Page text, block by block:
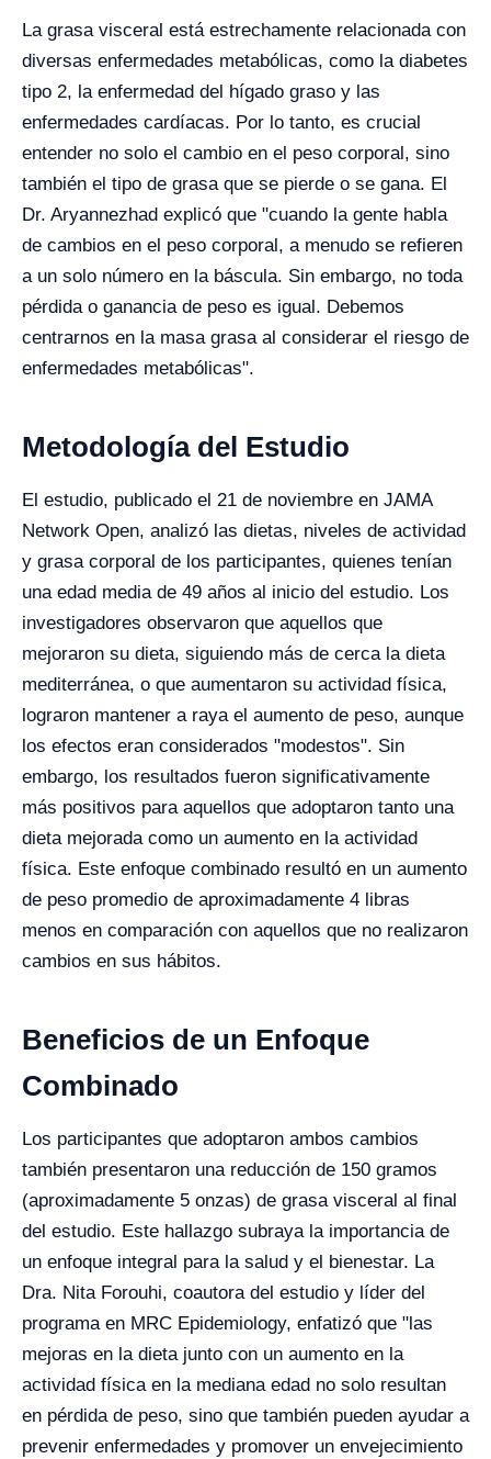
La grasa visceral está estrechamente relacionada con
diversas enfermedades metabólicas, como la diabetes
tipo 2, la enfermedad del hígado graso y las
enfermedades cardíacas. Por lo tanto, es crucial
entender no solo el cambio en el peso corporal, sino
también el tipo de grasa que se pierde o se gana. El
Dr. Aryannezhad explicó que "cuando la gente habla
de cambios en el peso corporal, a menudo se refieren
a un solo número en la báscula. Sin embargo, no toda
pérdida o ganancia de peso es igual. Debemos
centrarnos en la masa grasa al considerar el riesgo de
enfermedades metabólicas".
Metodología del Estudio
El estudio, publicado el 21 de noviembre en JAMA
Network Open, analizó las dietas, niveles de actividad
y grasa corporal de los participantes, quienes tenían
una edad media de 49 años al inicio del estudio. Los
investigadores observaron que aquellos que
mejoraron su dieta, siguiendo más de cerca la dieta
mediterránea, o que aumentaron su actividad física,
lograron mantener a raya el aumento de peso, aunque
los efectos eran considerados "modestos". Sin
embargo, los resultados fueron significativamente
más positivos para aquellos que adoptaron tanto una
dieta mejorada como un aumento en la actividad
física. Este enfoque combinado resultó en un aumento
de peso promedio de aproximadamente 4 libras
menos en comparación con aquellos que no realizaron
cambios en sus hábitos.
Beneficios de un Enfoque
Combinado
Los participantes que adoptaron ambos cambios
también presentaron una reducción de 150 gramos
(aproximadamente 5 onzas) de grasa visceral al final
del estudio. Este hallazgo subraya la importancia de
un enfoque integral para la salud y el bienestar. La
Dra. Nita Forouhi, coautora del estudio y líder del
programa en MRC Epidemiology, enfatizó que "las
mejoras en la dieta junto con un aumento en la
actividad física en la mediana edad no solo resultan
en pérdida de peso, sino que también pueden ayudar a
prevenir enfermedades y promover un envejecimiento